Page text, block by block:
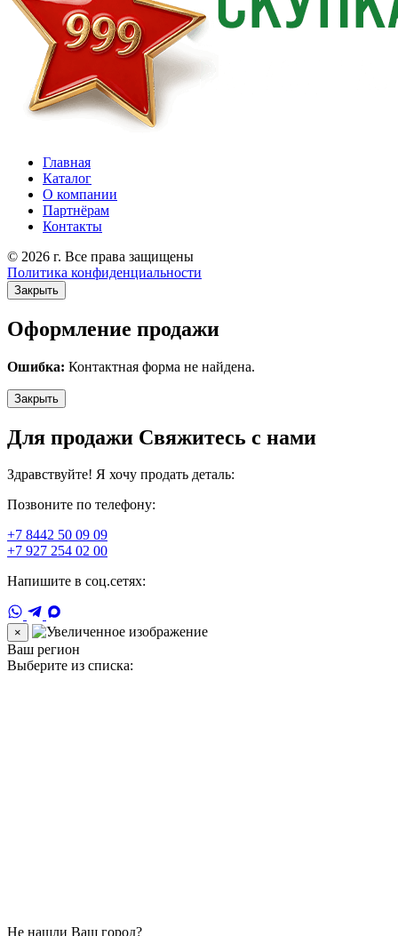
Главная
Каталог
О компании
Партнёрам
Контакты
© 2026 г. Все права защищены
Политика конфиденциальности
Закрыть
Оформление продажи
Ошибка: Контактная форма не найдена.
Закрыть
Для продажи Свяжитесь с нами
Здравствуйте! Я хочу продать деталь:
Позвоните по телефону:
+7 8442 50 09 09
+7 927 254 02 00
Напишите в соц.сетях:
×
Ваш регион
Выберите из списка:
Не нашли Ваш город?